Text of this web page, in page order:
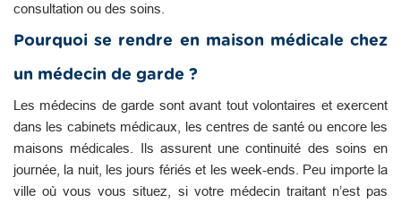
consultation ou des soins.
Pourquoi se rendre en maison médicale chez
un médecin de garde ?
Les médecins de garde sont avant tout volontaires et exercent
dans les cabinets médicaux, les centres de santé ou encore les
maisons médicales. Ils assurent une continuité des soins en
journée, la nuit, les jours fériés et les week-ends. Peu importe la
ville où vous vous situez, si votre médecin traitant n’est pas